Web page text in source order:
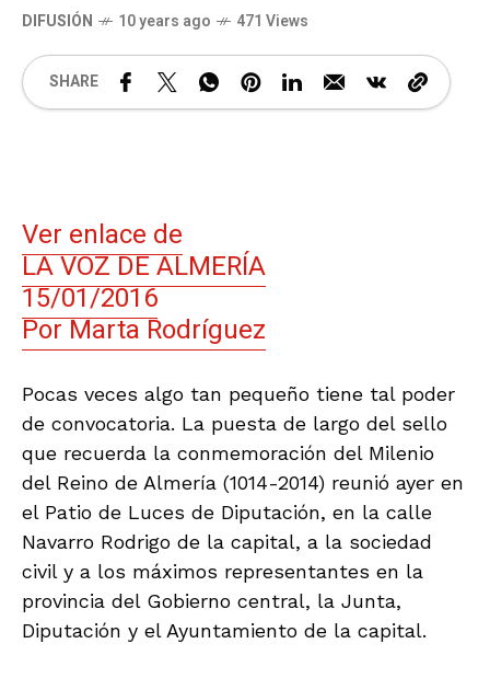
DIFUSIÓN 10 years ago 471 Views
SHARE
Ver enlace de
LA VOZ DE ALMERÍA
15/01/2016
Por Marta Rodríguez
Pocas veces algo tan pequeño tiene tal poder
de convocatoria. La puesta de largo del sello
que recuerda la conmemoración del Milenio
del Reino de Almería (1014-2014) reunió ayer en
el Patio de Luces de Diputación, en la calle
Navarro Rodrigo de la capital, a la sociedad
civil y a los máximos representantes en la
provincia del Gobierno central, la Junta,
Diputación y el Ayuntamiento de la capital.